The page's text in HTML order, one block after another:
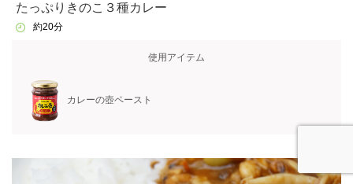
たっぷりきのこ３種カレー
約20分
使用アイテム
カレーの壺ペースト